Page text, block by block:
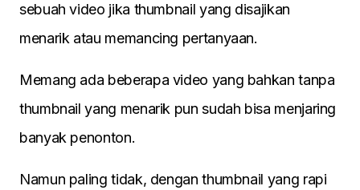
sebuah video jika thumbnail yang disajikan
menarik atau memancing pertanyaan.
Memang ada beberapa video yang bahkan tanpa
thumbnail yang menarik pun sudah bisa menjaring
banyak penonton.
Namun paling tidak, dengan thumbnail yang rapi